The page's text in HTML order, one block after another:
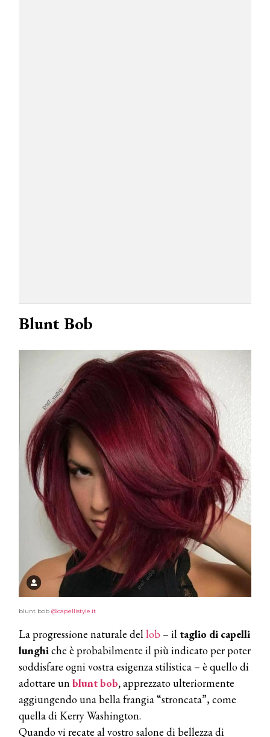
Blunt Bob
blunt bob @capellistyle.it
La progressione naturale dellob – il taglio di capelli
lunghiche è probabilmente il più indicato per poter
soddisfare ogni vostra esigenza stilistica – è quello di
adottare unblunt bob,apprezzato ulteriormente
aggiungendo una bella frangia “stroncata”, come
quella di Kerry Washington.
Quando vi recate al vostro salone di bellezza di